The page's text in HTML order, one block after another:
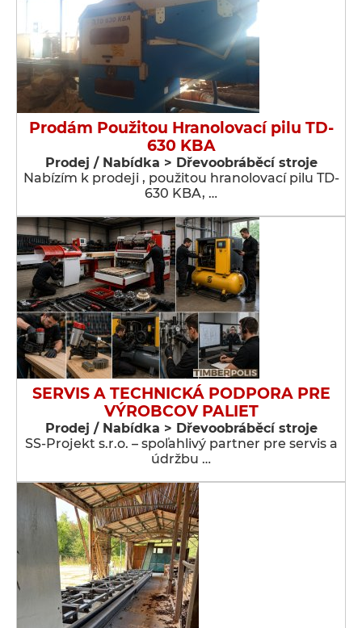
Prodám Použitou Hranolovací pilu TD-
630 KBA
Prodej / Nabídka > Dřevoobráběcí stroje
Nabízím k prodeji , použitou hranolovací pilu TD-
630 KBA, …
SERVIS A TECHNICKÁ PODPORA PRE
VÝROBCOV PALIET
Prodej / Nabídka > Dřevoobráběcí stroje
SS-Projekt s.r.o. – spoľahlivý partner pre servis a
údržbu …